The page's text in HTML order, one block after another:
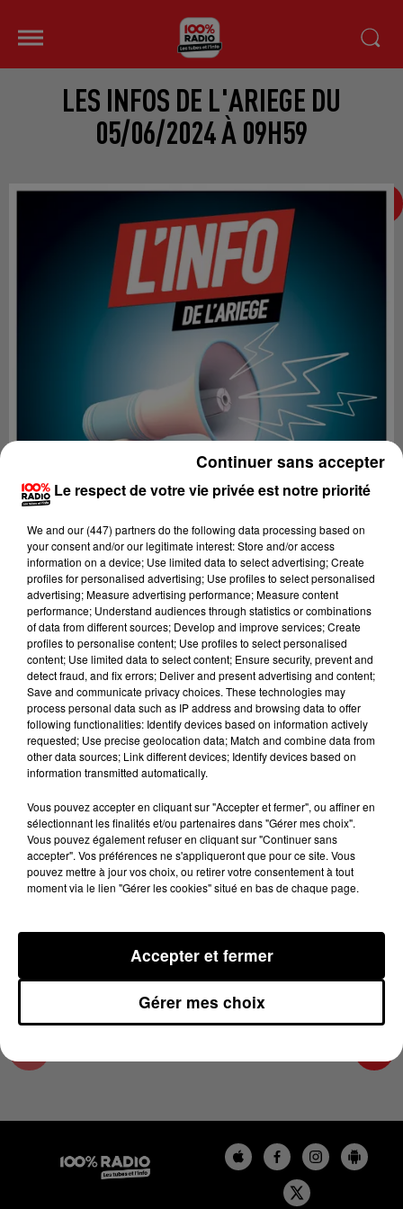
LES INFOS DE L'ARIEGE DU
05/06/2024 À 09H59
Lecture (2 min 22 sec)
100%
100% Radio les infos de l'Ariege
5 juin 2024 - 2 min 22 sec
LES INFOS DE L'ARIEGE DU 05/06/2024 À
09H59
Podcasts infos de l'Ariège
Le respect de votre vie privée est notre priorité
We and our (447) partnersdo the following data processing based on
your consent and/or our legitimate interest: Store and/or access
information on a device; Use limited data to select advertising; Create
profiles for personalised advertising; Use profiles to select personalised
advertising; Measure advertising performance; Measure content
performance; Understand audiences through statistics or combinations
of data from different sources; Develop and improve services; Create
profiles to personalise content; Use profiles to select personalised
content; Use limited data to select content; Ensure security, prevent and
detect fraud, and fix errors; Deliver and present advertising and content;
Save and communicate privacy choices. These technologies may
process personal data such as IP address and browsing data to offer
following functionalities: Identify devices based on information actively
requested; Use precise geolocation data; Match and combine data from
other data sources; Link different devices; Identify devices based on
information transmitted automatically.
Vous pouvez accepter en cliquant sur "Accepter et fermer", ou affiner en
sélectionnant les finalités et/ou partenaires dans "Gérer mes choix".
Vous pouvez également refuser en cliquant sur "Continuer sans
accepter". Vos préférences ne s'appliqueront que pour ce site. Vous
pouvez mettre à jour vos choix, ou retirer votre consentement à tout
moment via le lien "Gérer les cookies" situé en bas de chaque page.
Gérer mes choix
Accepter et fermer
Continuer sans accepter